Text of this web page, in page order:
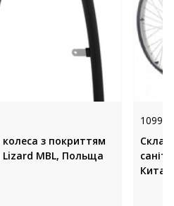
з покриттям
Lizard MBL, Польща
10999